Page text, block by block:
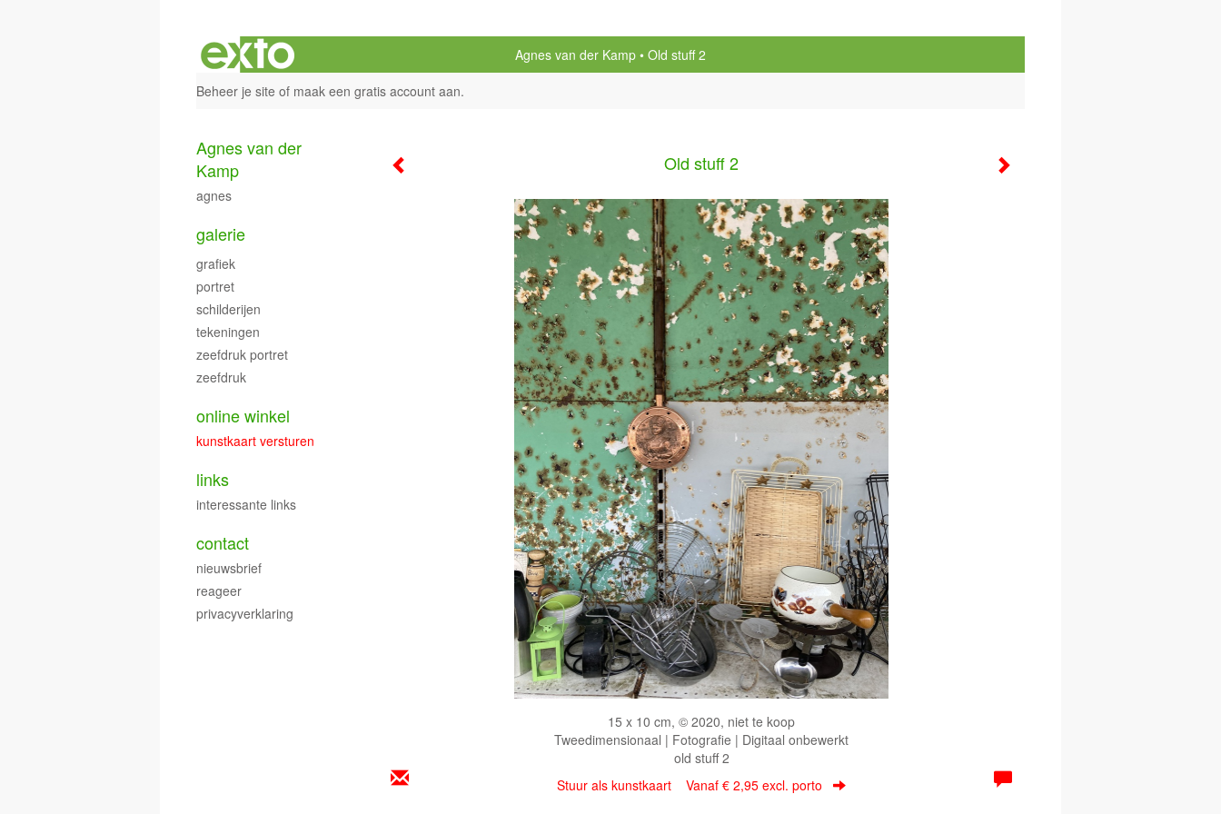
Agnes van der Kamp
Old stuff 2
Beheer je site of maak een gratis account aan.
Old stuff 2
15 x 10 cm, © 2020, niet te koop
Tweedimensionaal | Fotografie | Digitaal onbewerkt
old stuff 2
Stuur als kunstkaart Vanaf € 2,95 excl. porto
Agnes van der
Kamp
agnes
galerie
grafiek
portret
schilderijen
tekeningen
zeefdruk portret
zeefdruk
online winkel
kunstkaart versturen
links
interessante links
contact
nieuwsbrief
reageer
privacyverklaring